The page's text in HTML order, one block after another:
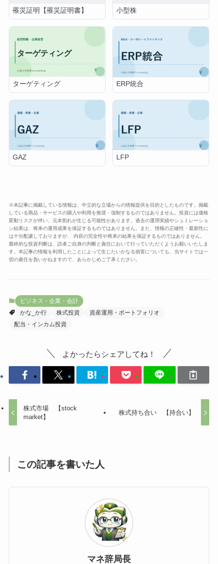
罹災証明【罹災証明書】 小型株
ターゲティング ERP統合
GAZ LFP
※本記事に掲載している情報は、中立的な立場からの情報提供を目的としたものです。掲載
している商品・サービスの購入や利用を推奨・強制するものではありません。投資には価格
変動リスクが伴い、元本割れが生じる可能性があります。過去の運用実績やシュミレーショ
ン結果は、将来の運用成果を保証するものではありません。また、情報の正確性・最新性に
は十分配慮しておりますが、 内容の完全性や将来の結果を保証するものではありません。
最終的な投資判断は、読者ご自身の判断と責任において行っていただくようお願いいたしま
す。本記事の情報を利用したことによって生じたいかなる損害についても、当サイトでは一
切の責任を負いかねますので、あらかじめご了承ください。
ビジネス・企業・会計
かな_か行
株式投資
資産運用・ポートフォリオ
配当・インカム投資
よかったらシェアしてね！
株式市場 【stock
market】
株式持ち合い 【持合い】
この記事を書いた人
マネ辞局長